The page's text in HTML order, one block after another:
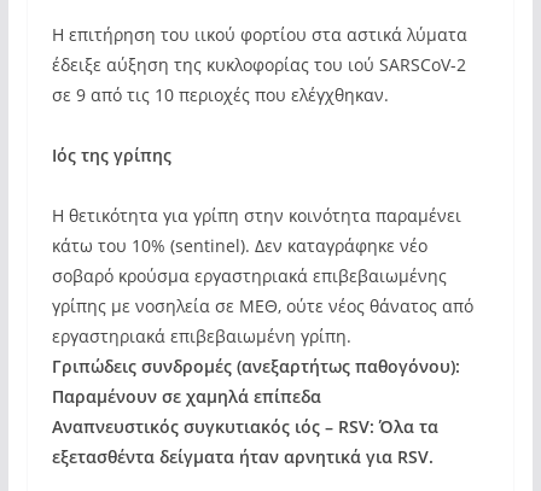
Η επιτήρηση του ιικού φορτίου στα αστικά λύματα
έδειξε αύξηση της κυκλοφορίας του ιού SARSCoV-2
σε 9 από τις 10 περιοχές που ελέγχθηκαν.
Ιός της γρίπης
Η θετικότητα για γρίπη στην κοινότητα παραμένει
κάτω του 10% (sentinel). Δεν καταγράφηκε νέο
σοβαρό κρούσμα εργαστηριακά επιβεβαιωμένης
γρίπης με νοσηλεία σε ΜΕΘ, ούτε νέος θάνατος από
εργαστηριακά επιβεβαιωμένη γρίπη.
Γριπώδεις συνδρομές (ανεξαρτήτως παθογόνου):
Παραμένουν σε χαμηλά επίπεδα
Αναπνευστικός συγκυτιακός ιός – RSV: Όλα τα
εξετασθέντα δείγματα ήταν αρνητικά για RSV.